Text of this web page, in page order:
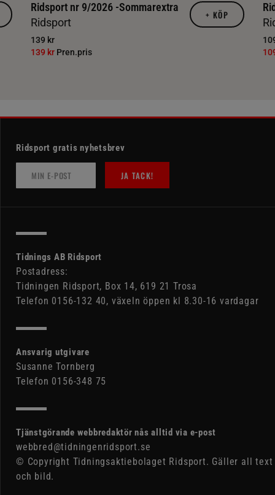
Ridsport nr 9/2026 -Sommarextra
Ridsport
139 kr
139 kr Pren.pris
+ KÖP
Ridsport gratis nyhetsbrev
JA TACK!
Tidnings AB Ridsport
Postadress:
Tidningen Ridsport, Box 14, 619 21 Trosa
Telefon 0156-132 40, växeln öppen kl 8.30-16 vardagar
Ansvarig utgivare
Susanne Tornberg
Telefon 0156-348 75
Tjänstgörande webbredaktör nås alltid via e-post
webbred@tidningenridsport.se
© Copyright Tidningsaktiebolaget Ridsport. Gäller all text
och bild.